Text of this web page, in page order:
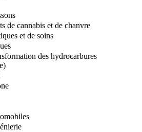
de cannabis et de chanvre
et de soins
des hydrocarbures